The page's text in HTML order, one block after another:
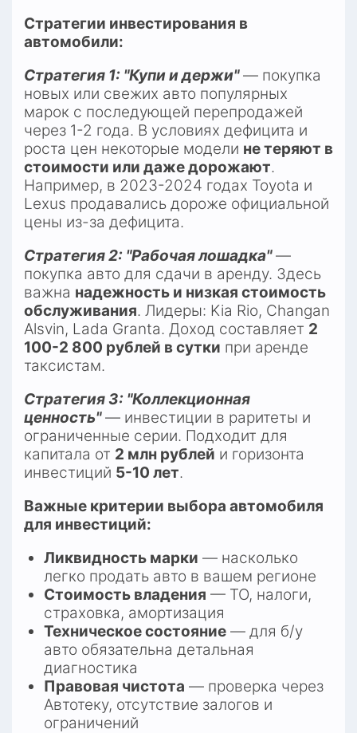
Стратегии инвестирования в
автомобили:
Стратегия 1: "Купи и держи" — покупка
новых или свежих авто популярных
марок с последующей перепродажей
через 1-2 года. В условиях дефицита и
роста цен некоторые модели не теряют в
стоимости или даже дорожают.
Например, в 2023-2024 годах Toyota и
Lexus продавались дороже официальной
цены из-за дефицита.​
Стратегия 2: "Рабочая лошадка" —
покупка авто для сдачи в аренду. Здесь
важна надежность и низкая стоимость
обслуживания. Лидеры: Kia Rio, Changan
Alsvin, Lada Granta. Доход составляет 2
100-2 800 рублей в сутки при аренде
таксистам.​
Стратегия 3: "Коллекционная
ценность" — инвестиции в раритеты и
ограниченные серии. Подходит для
капитала от 2 млн рублей и горизонта
инвестиций 5-10 лет.​
Важные критерии выбора автомобиля
для инвестиций:
Ликвидность марки — насколько
легко продать авто в вашем регионе
Стоимость владения — ТО, налоги,
страховка, амортизация
Техническое состояние — для б/у
авто обязательна детальная
диагностика
Правовая чистота — проверка через
Автотеку, отсутствие залогов и
ограничений